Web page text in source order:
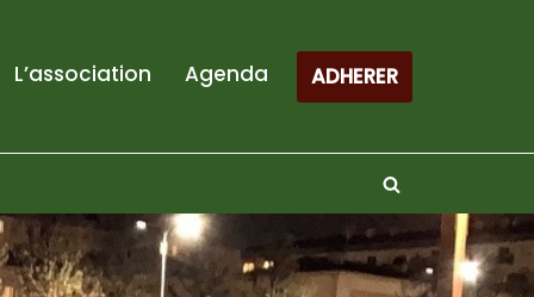
L’association Agenda ADHERER